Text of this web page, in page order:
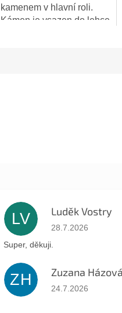
kamenem v hlavní roli.
Kámen je vsazen do lehce
LV Luděk Vostry
Hodnocení
28.7.2026
Super, děkuji.
ZH Zuzana Házová
Hodnocení
24.7.2026